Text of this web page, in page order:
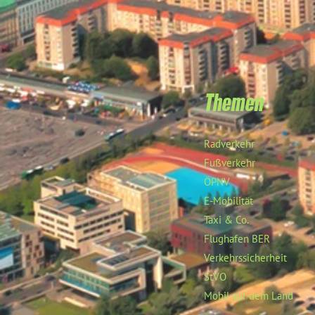
Themen
Radverkehr
Fußverkehr
ÖPNV
E-Mobilität
Taxi & Co.
Flughafen BER
Verkehrssicherheit
StVO
Mobil auf dem Land